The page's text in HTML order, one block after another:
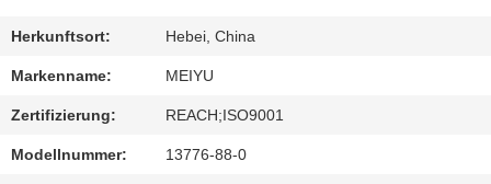
KONTAKT
MIT
UNS
Herkunftsort: Hebei, China
Markenname: MEIYU
Zertifizierung: REACH;ISO9001
Modellnummer: 13776-88-0